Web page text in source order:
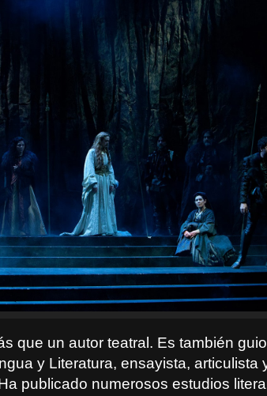
que un autor teatral. Es también
y Literatura, ensayista, articulista
publicado numerosos estudios